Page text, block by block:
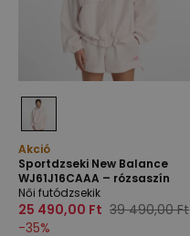
Akció
Sportdzseki New Balance
WJ61J16CAAA – rózsaszín
Női futódzsekik
25 490,00 Ft 39 490,00 Ft
-35%